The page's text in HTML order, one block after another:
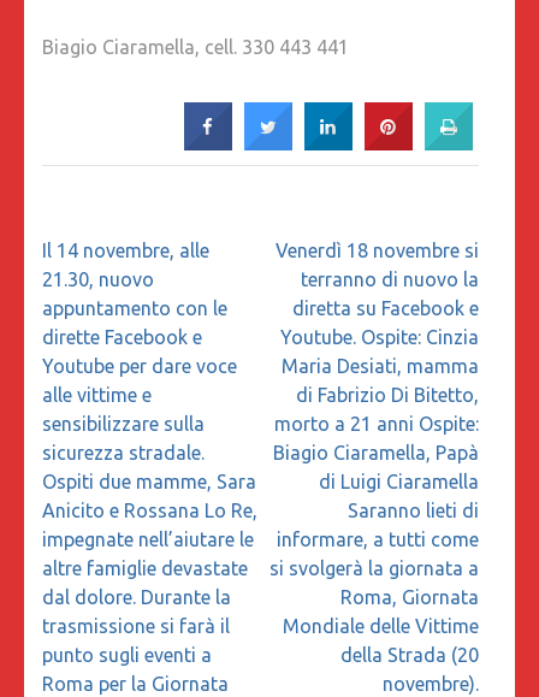
Biagio Ciaramella, cell. 330 443 441
Navigazione
articoli
Il 14 novembre, alle
21.30, nuovo
appuntamento con le
dirette Facebook e
Youtube per dare voce
alle vittime e
sensibilizzare sulla
sicurezza stradale.
Ospiti due mamme, Sara
Anicito e Rossana Lo Re,
impegnate nell’aiutare le
altre famiglie devastate
dal dolore. Durante la
trasmissione si farà il
punto sugli eventi a
Roma per la Giornata
Venerdì 18 novembre si
terranno di nuovo la
diretta su Facebook e
Youtube. Ospite: Cinzia
Maria Desiati, mamma
di Fabrizio Di Bitetto,
morto a 21 anni Ospite:
Biagio Ciaramella, Papà
di Luigi Ciaramella
Saranno lieti di
informare, a tutti come
si svolgerà la giornata a
Roma, Giornata
Mondiale delle Vittime
della Strada (20
novembre).